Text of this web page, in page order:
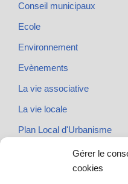
Gérer le
cookies
Conseil municipaux
Ecole
Environnement
Evènements
La vie associative
La vie locale
Plan Local d'Urbanisme